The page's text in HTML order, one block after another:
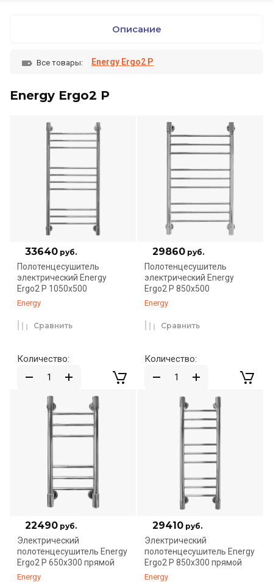
Описание
Все товары: Energy Ergo2 P
Energy Ergo2 P
33640 руб.
Полотенцесушитель
электрический Energy
Ergo2 P 1050x500
Energy
Количество:
Сравнить
29860 руб.
Полотенцесушитель
электрический Energy
Ergo2 P 850x500
Energy
Количество:
Сравнить
22490 руб.
Электрический
полотенцесушитель Energy
Ergo2 P 650x300 прямой
Energy
29410 руб.
Электрический
полотенцесушитель Energy
Ergo2 P 850x300 прямой
Energy